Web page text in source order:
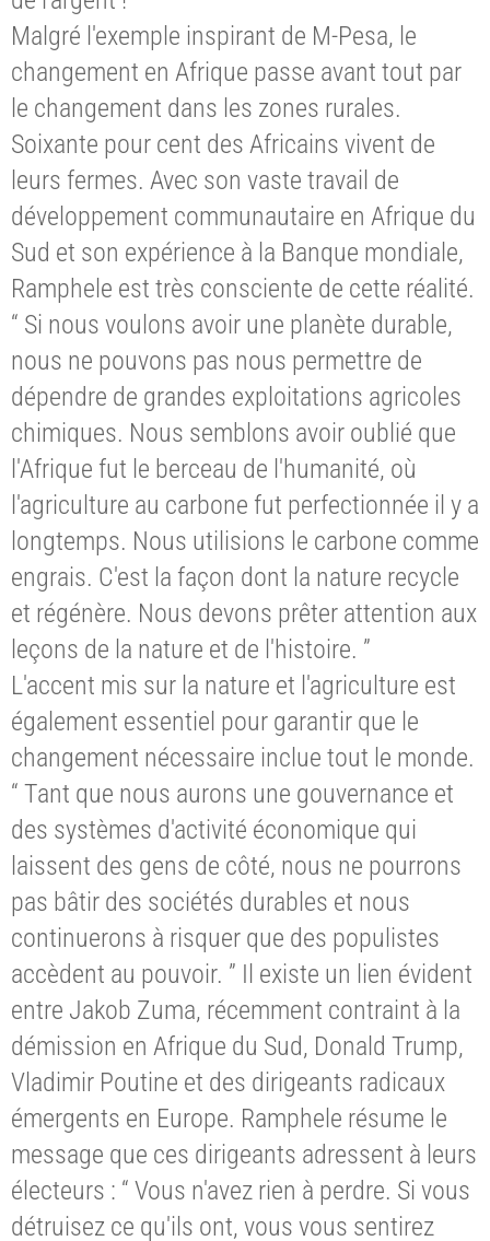
Malgré l'exemple inspirant de M-Pesa, le
changement en Afrique passe avant tout par
le changement dans les zones rurales.
Soixante pour cent des Africains vivent de
leurs fermes. Avec son vaste travail de
développement communautaire en Afrique du
Sud et son expérience à la Banque mondiale,
Ramphele est très consciente de cette réalité.
“ Si nous voulons avoir une planète durable,
nous ne pouvons pas nous permettre de
dépendre de grandes exploitations agricoles
chimiques. Nous semblons avoir oublié que
l'Afrique fut le berceau de l'humanité, où
l'agriculture au carbone fut perfectionnée il y a
longtemps. Nous utilisions le carbone comme
engrais. C'est la façon dont la nature recycle
et régénère. Nous devons prêter attention aux
leçons de la nature et de l'histoire. ”
L'accent mis sur la nature et l'agriculture est
également essentiel pour garantir que le
changement nécessaire inclue tout le monde.
“ Tant que nous aurons une gouvernance et
des systèmes d'activité économique qui
laissent des gens de côté, nous ne pourrons
pas bâtir des sociétés durables et nous
continuerons à risquer que des populistes
accèdent au pouvoir. ” Il existe un lien évident
entre Jakob Zuma, récemment contraint à la
démission en Afrique du Sud, Donald Trump,
Vladimir Poutine et des dirigeants radicaux
émergents en Europe. Ramphele résume le
message que ces dirigeants adressent à leurs
électeurs : “ Vous n'avez rien à perdre. Si vous
détruisez ce qu'ils ont, vous vous sentirez